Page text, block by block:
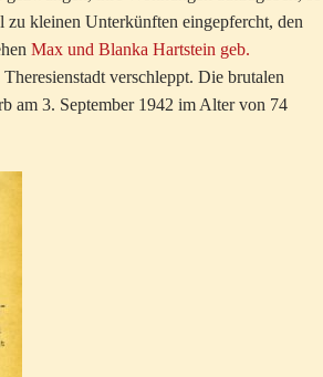
zu kleinen Unterkünften eingepfercht, den
Max und Blanka Hartstein geb.
verschleppt. Die brutalen
am 3. September 1942 im Alter von 74